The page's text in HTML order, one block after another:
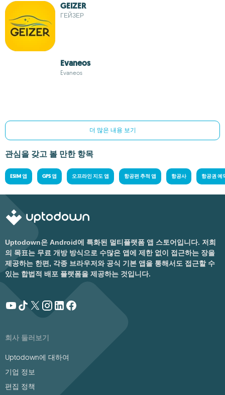
GEIZER
ГЕЙЗЕР
Evaneos
Evaneos
더 많은 내용 보기
관심을 갖고 볼 만한 항목
ESIM 앱 GPS 앱 오프라인 지도 앱 항공편 추적 앱 항공사 항공권 예
Uptodown은 Android에 특화된 멀티플랫폼 앱 스토어입니다. 저희
의 목표는 무료 개방 방식으로 수많은 앱에 제한 없이 접근하는 장을
제공하는 한편, 각종 브라우저와 공식 기본 앱을 통해서도 접근할 수
있는 합법적 배포 플랫폼을 제공하는 것입니다.
회사 둘러보기
Uptodown에 대하여
기업 정보
편집 정책